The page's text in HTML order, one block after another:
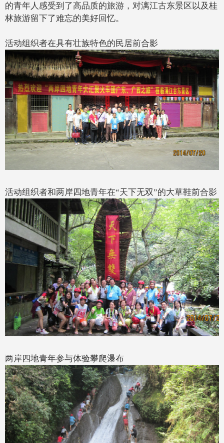
的青年人感受到了高品质的旅游，对漓江古东景区以及桂
林旅游留下了难忘的美好回忆。
活动组织者在具有壮族特色的民居前合影
活动组织者和两岸四地青年在“天下无双”的大草鞋前合影
两岸四地青年参与体验攀爬瀑布